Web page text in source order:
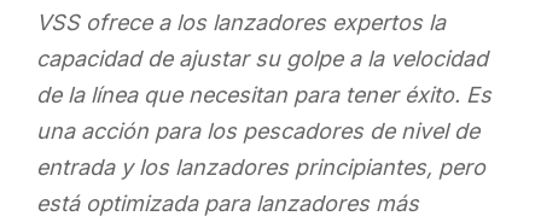
VSS ofrece a los lanzadores expertos la
capacidad de ajustar su golpe a la velocidad
de la línea que necesitan para tener éxito. Es
una acción para los pescadores de nivel de
entrada y los lanzadores principiantes, pero
está optimizada para lanzadores más